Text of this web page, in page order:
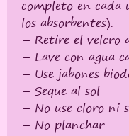
completo en
los absorbentes).
– Retire el velcro
– Lave con agua
– Use jabones
– Seque al sol
– No use cloro ni
– No planchar